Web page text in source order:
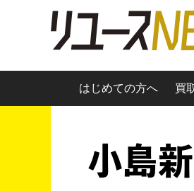
はじめての方へ 買
小島